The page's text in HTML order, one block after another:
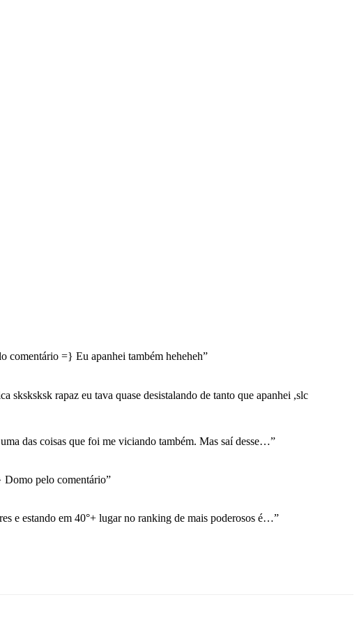
comentário =} Eu apanhei também heheheh”
sksksksk rapaz eu tava quase desistalando de tanto que apanhei ,slc
das coisas que foi me viciando também. Mas saí desse…”
pelo comentário”
e estando em 40°+ lugar no ranking de mais poderosos é…”